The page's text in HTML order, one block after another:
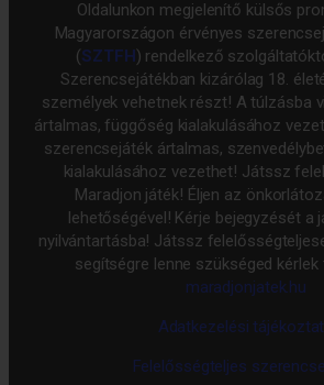
Oldalunkon megjelenítő külsős
Magyarországon érvényes
(SZTFH) rendelkező
Szerencsejátékban kizárólag 18.
személyek vehetnek részt! A túlzásba
ártalmas, függőség kialakulásához
szerencsejáték ártalmas,
kialakulásához vezethet! Játssz
Maradjon játék! Éljen az
lehetőségével! Kérje bejegyzését a
nyilvántartásba! Játssz
segítségre lenne szükséged
maradjonjatek.hu
Adatkezelési
Felelősségteljes